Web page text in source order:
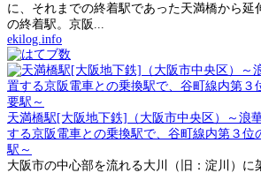
に、それまでの終着駅であった天満橋から延
の終着駅。京阪...
ekilog.info
天満橋駅[大阪地下鉄]（大阪市中央区）～浪
する京阪電車との乗換駅で、谷町線内第３位
駅～
大阪市の中心部を流れる大川（旧：淀川）に